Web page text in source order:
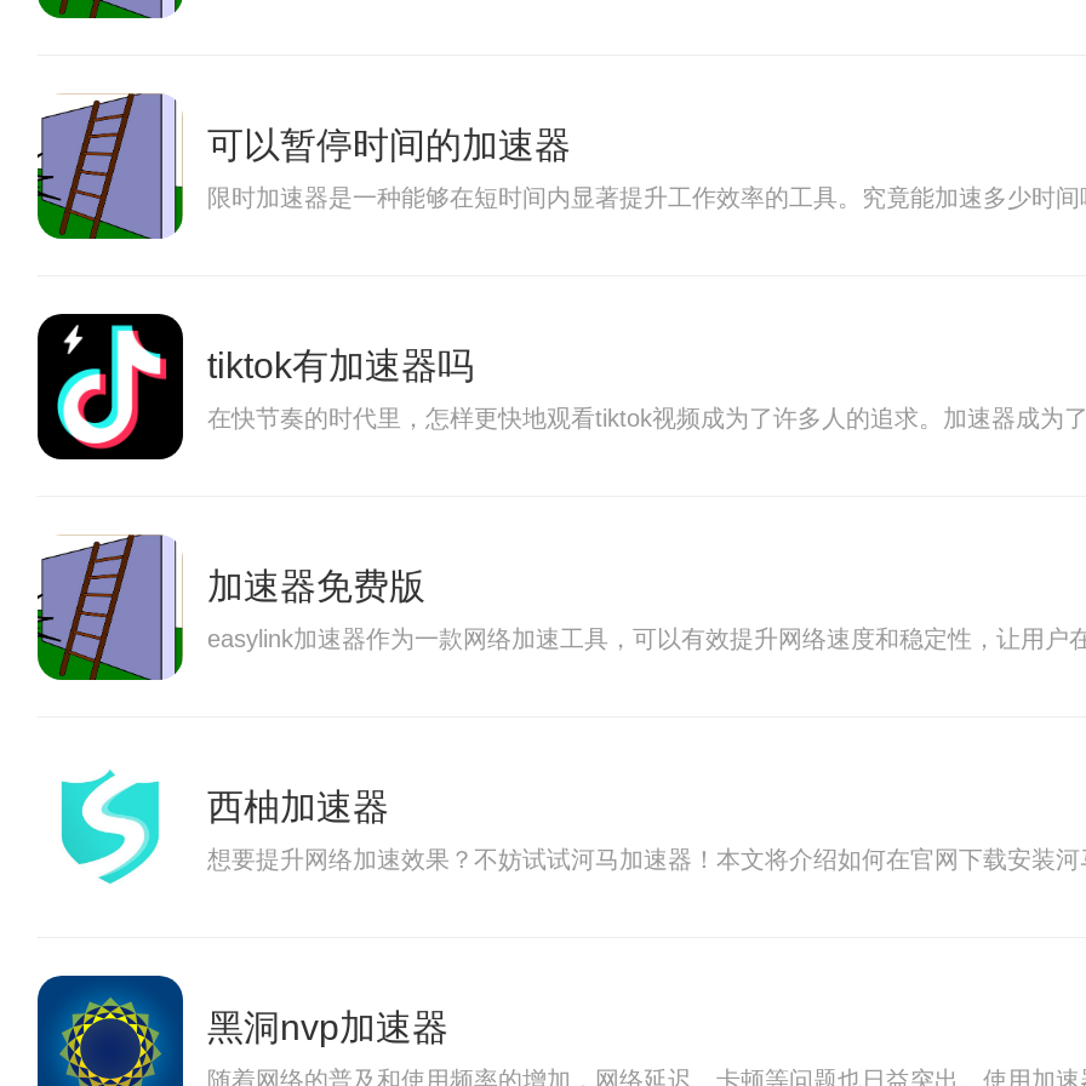
可以暂停时间的加速器
限时加速器是一种能够在短时间内显著提升工作效率的工具。究竟能加速多少时间
tiktok有加速器吗
在快节奏的时代里，怎样更快地观看tiktok视频成为了许多人的追求。加速器成
加速器免费版
easylink加速器作为一款网络加速工具，可以有效提升网络速度和稳定性，让用
西柚加速器
想要提升网络加速效果？不妨试试河马加速器！本文将介绍如何在官网下载安装
黑洞nvp加速器
随着网络的普及和使用频率的增加，网络延迟、卡顿等问题也日益突出。使用加